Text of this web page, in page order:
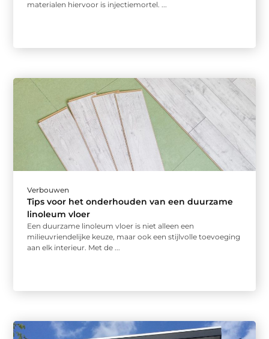
materialen hiervoor is injectiemortel. ...
Verbouwen
Tips voor het onderhouden van een duurzame
linoleum vloer
Een duurzame linoleum vloer is niet alleen een
milieuvriendelijke keuze, maar ook een stijlvolle toevoeging
aan elk interieur. Met de ...